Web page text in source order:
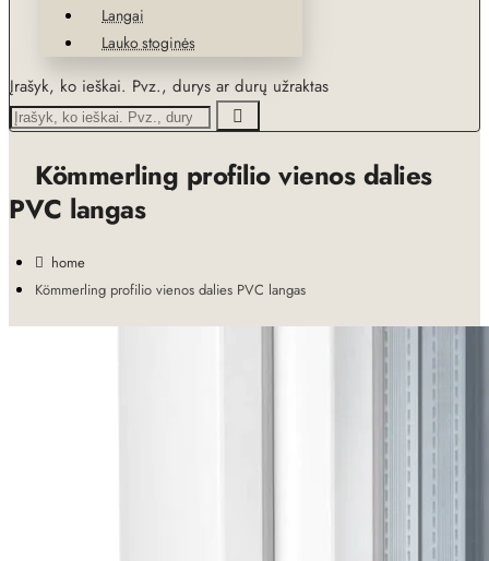
Langai
Lauko stoginės
Įrašyk, ko ieškai. Pvz., durys ar durų užraktas
Kömmerling profilio vienos dalies
PVC langas
home
Kömmerling profilio vienos dalies PVC langas